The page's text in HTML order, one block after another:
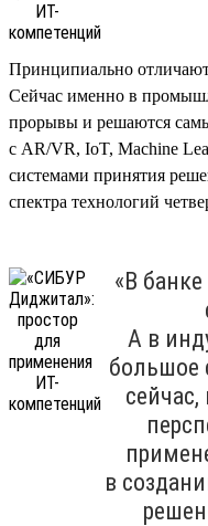
Принципиально
Сейчас именно в
прорывы и решаются
с AR/VR, IoT, Machine
системами принятия
спектра технологий
«В
А в
большое
в